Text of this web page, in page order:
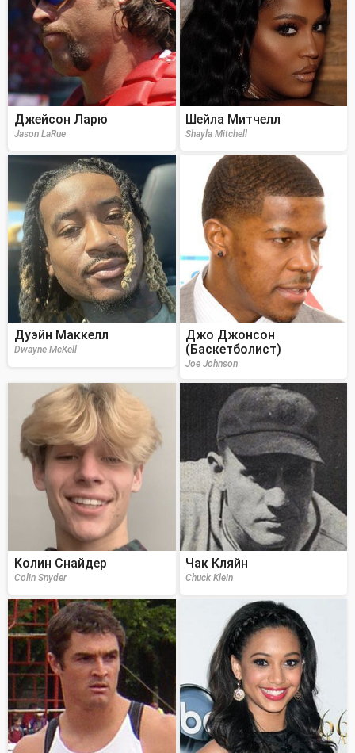
Джейсон Ларю
Jason LaRue
Шейла Митчелл
Shayla Mitchell
Дуэйн Маккелл
Dwayne McKell
Джо Джонсон
(Баскетболист)
Joe Johnson
Колин Снайдер
Colin Snyder
Чак Кляйн
Chuck Klein